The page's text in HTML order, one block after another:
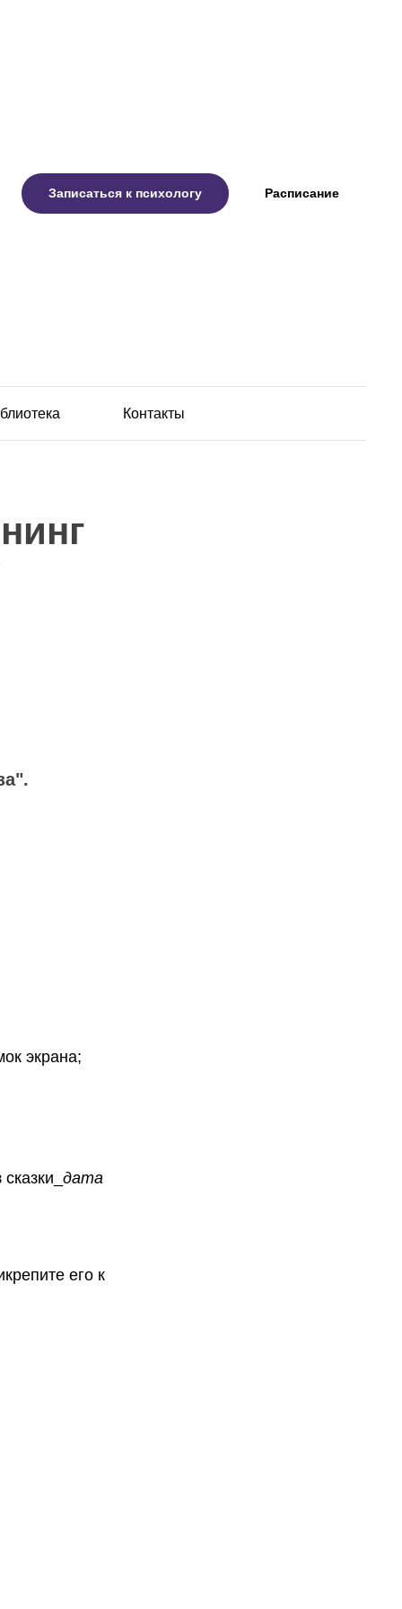
Записаться к психологу Расписание
Контакты
экрана;
дата
его к